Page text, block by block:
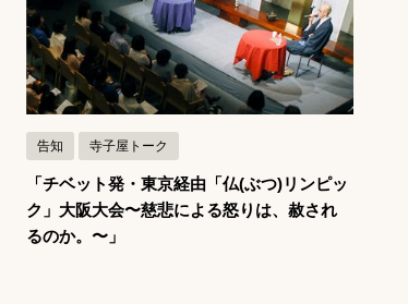
告知 寺子屋トーク
「チベット発・東京経由「仏(ぶつ)リンピッ
ク」大阪大会〜慈悲による怒りは、赦され
るのか。〜」
記事を読む